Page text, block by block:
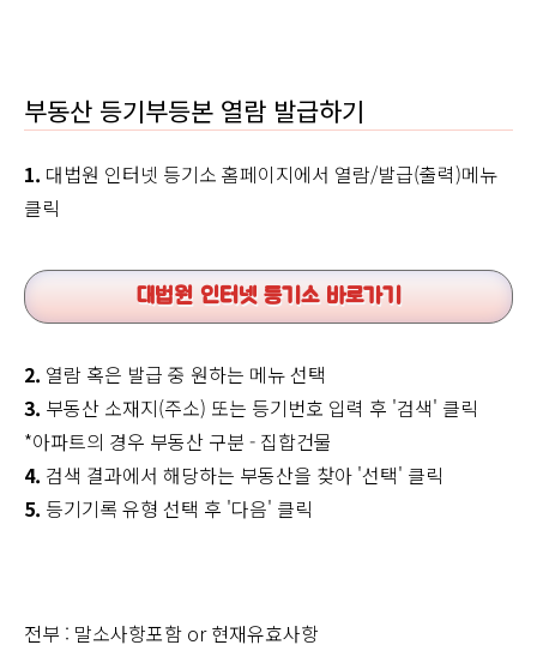
부동산 등기부등본 열람 발급하기
1. 대법원 인터넷 등기소 홈페이지에서 열람/발급(출력)메뉴
클릭
대법원 인터넷 등기소 바로가기
2. 열람 혹은 발급 중 원하는 메뉴 선택
3. 부동산 소재지(주소) 또는 등기번호 입력 후 '검색' 클릭
*아파트의 경우 부동산 구분 - 집합건물
4. 검색 결과에서 해당하는 부동산을 찾아 '선택' 클릭
5. 등기기록 유형 선택 후 '다음' 클릭
전부 : 말소사항포함 or 현재유효사항